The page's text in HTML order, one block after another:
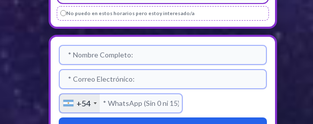
No puedo en estos horarios pero estoy interesado/a
Nombre Completo
Correo Electrónico
Teléfono Móvil
+54